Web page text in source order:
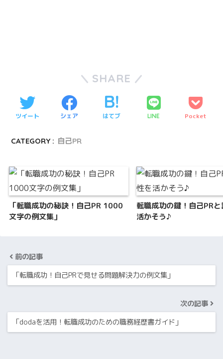
SHARE
ツイート シェア はてブ LINE Pocket
CATEGORY : 自己PR
「転職成功の秘訣！自己PR 1000
文字の例文集」
転職成功の鍵！自己PR
活かそう♪
前の記事
「転職成功！自己PRで見せる問題解決力の例文集」
次の記事
「dodaを活用！転職成功のための職務経歴書ガイド」